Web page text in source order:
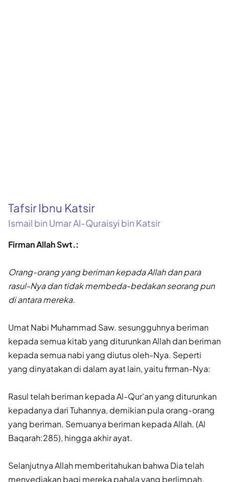
Tafsir Ibnu Katsir
Ismail bin Umar Al-Quraisyi bin Katsir
Firman Allah Swt.:
Orang-orang yang beriman kepada Allah dan para
rasul-Nya dan tidak membeda-bedakan seorang pun
di antara mereka.
Umat Nabi Muhammad Saw. sesungguhnya beriman
kepada semua kitab yang diturunkan Allah dan beriman
kepada semua nabi yang diutus oleh-Nya. Seperti
yang dinyatakan di dalam ayat lain, yaitu firman-Nya:
Rasul telah beriman kepada Al-Qur'an yang diturunkan
kepadanya dari Tuhannya, demikian pula orang-orang
yang beriman. Semuanya beriman kepada Allah. (Al
Baqarah:285), hingga akhir ayat.
Selanjutnya Allah memberitahukan bahwa Dia telah
menyediakan bagi mereka pahala yang berlimpah,